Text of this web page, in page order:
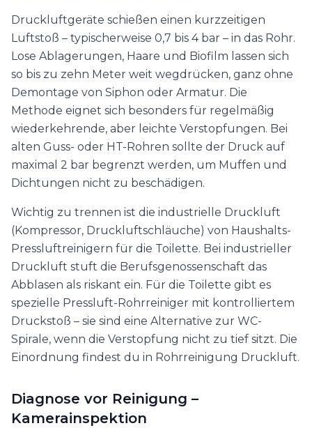
Druckluftgeräte schießen einen kurzzeitigen
Luftstoß – typischerweise 0,7 bis 4 bar – in das Rohr.
Lose Ablagerungen, Haare und Biofilm lassen sich
so bis zu zehn Meter weit wegdrücken, ganz ohne
Demontage von Siphon oder Armatur. Die
Methode eignet sich besonders für regelmäßig
wiederkehrende, aber leichte Verstopfungen. Bei
alten Guss- oder HT-Rohren sollte der Druck auf
maximal 2 bar begrenzt werden, um Muffen und
Dichtungen nicht zu beschädigen.
Wichtig zu trennen ist die industrielle Druckluft
(Kompressor, Druckluftschläuche) von Haushalts-
Pressluftreinigern für die Toilette. Bei industrieller
Druckluft stuft die Berufsgenossenschaft das
Abblasen als riskant ein. Für die Toilette gibt es
spezielle Pressluft-Rohrreiniger mit kontrolliertem
Druckstoß – sie sind eine Alternative zur WC-
Spirale, wenn die Verstopfung nicht zu tief sitzt. Die
Einordnung findest du in Rohrreinigung Druckluft.
Diagnose vor Reinigung –
Kamerainspektion